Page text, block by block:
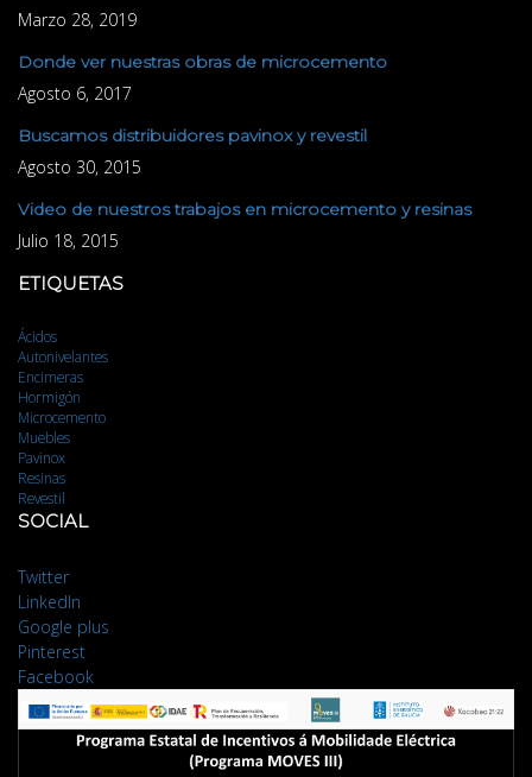
Marzo 28, 2019
Donde ver nuestras obras de microcemento
Agosto 6, 2017
Buscamos distribuidores pavinox y revestil
Agosto 30, 2015
Video de nuestros trabajos en microcemento y resinas
Julio 18, 2015
ETIQUETAS
Ácidos
Autonivelantes
Encimeras
Hormigón
Microcemento
Muebles
Pavinox
Resinas
Revestil
SOCIAL
Twitter
LinkedIn
Google plus
Pinterest
Facebook